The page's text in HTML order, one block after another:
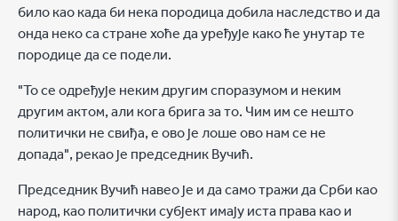
било као када би нека породица добила наследство и да
онда неко са стране хоће да уређује како ће унутар те
породице да се подели.
"То се одређује неким другим споразумом и неким
другим актом, али кога брига за то. Чим им се нешто
политички не свиђа, е ово је лоше ово нам се не
допада", рекао је председник Вучић.
Председник Вучић навео је и да само тражи да Срби као
народ, као политички субјект имају иста права као и